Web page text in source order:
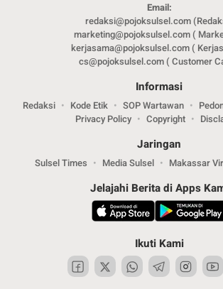
Email:
redaksi@pojoksulsel.com
marketing@pojoksulsel.com (
kerjasama@pojoksulsel.com (
cs@pojoksulsel.com ( Customer
Informasi
Redaksi Kode Etik SOP Wartawan
Privacy Policy
Copyright
Jaringan
Sulsel Times Media Sulsel Makassar
Jelajahi Berita di Apps
Ikuti Kami